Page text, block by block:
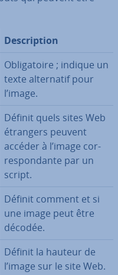
Des­crip­tion
Obli­ga­toire ; indique un
texte al­ter­na­tif pour
l’image.
Définit quels sites Web
étrangers peuvent
accéder à l’image cor­
res­pon­dante par un
script.
Définit comment et si
une image peut être
décodée.
Définit la hauteur de
l’image sur le site Web.